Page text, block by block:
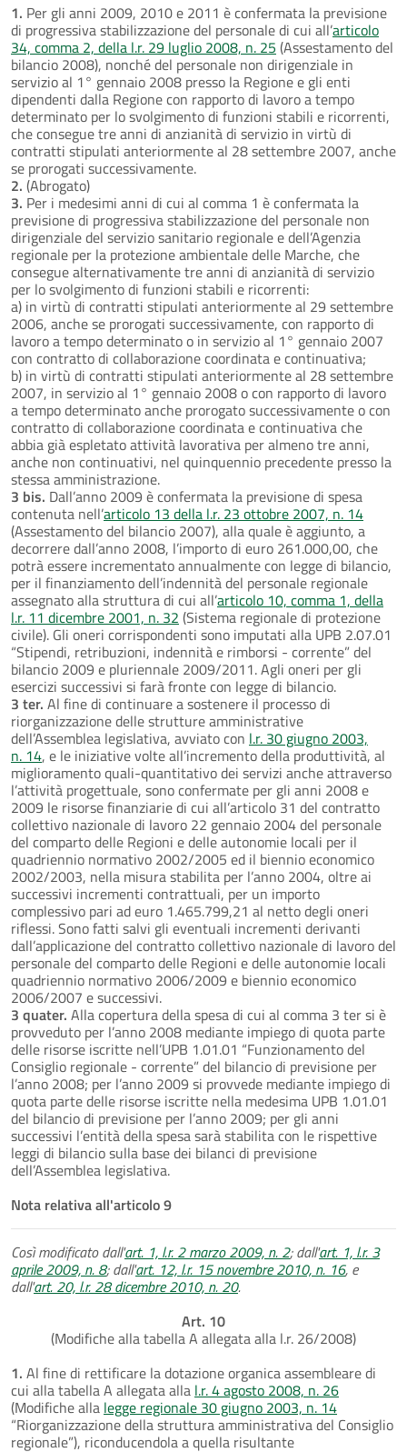
1. Per gli anni 2009, 2010 e 2011 è confermata la previsione
di progressiva stabilizzazione del personale di cui all’articolo
34, comma 2, della l.r. 29 luglio 2008, n. 25 (Assestamento del
bilancio 2008), nonché del personale non dirigenziale in
servizio al 1° gennaio 2008 presso la Regione e gli enti
dipendenti dalla Regione con rapporto di lavoro a tempo
determinato per lo svolgimento di funzioni stabili e ricorrenti,
che consegue tre anni di anzianità di servizio in virtù di
contratti stipulati anteriormente al 28 settembre 2007, anche
se prorogati successivamente.
2. (Abrogato)
3. Per i medesimi anni di cui al comma 1 è confermata la
previsione di progressiva stabilizzazione del personale non
dirigenziale del servizio sanitario regionale e dell’Agenzia
regionale per la protezione ambientale delle Marche, che
consegue alternativamente tre anni di anzianità di servizio
per lo svolgimento di funzioni stabili e ricorrenti:
a) in virtù di contratti stipulati anteriormente al 29 settembre
2006, anche se prorogati successivamente, con rapporto di
lavoro a tempo determinato o in servizio al 1° gennaio 2007
con contratto di collaborazione coordinata e continuativa;
b) in virtù di contratti stipulati anteriormente al 28 settembre
2007, in servizio al 1° gennaio 2008 o con rapporto di lavoro
a tempo determinato anche prorogato successivamente o con
contratto di collaborazione coordinata e continuativa che
abbia già espletato attività lavorativa per almeno tre anni,
anche non continuativi, nel quinquennio precedente presso la
stessa amministrazione.
3 bis. Dall’anno 2009 è confermata la previsione di spesa
contenuta nell’articolo 13 della l.r. 23 ottobre 2007, n. 14
(Assestamento del bilancio 2007), alla quale è aggiunto, a
decorrere dall’anno 2008, l’importo di euro 261.000,00, che
potrà essere incrementato annualmente con legge di bilancio,
per il finanziamento dell’indennità del personale regionale
assegnato alla struttura di cui all’articolo 10, comma 1, della
l.r. 11 dicembre 2001, n. 32 (Sistema regionale di protezione
civile). Gli oneri corrispondenti sono imputati alla UPB 2.07.01
“Stipendi, retribuzioni, indennità e rimborsi - corrente” del
bilancio 2009 e pluriennale 2009/2011. Agli oneri per gli
esercizi successivi si farà fronte con legge di bilancio.
3 ter. Al fine di continuare a sostenere il processo di
riorganizzazione delle strutture amministrative
dell’Assemblea legislativa, avviato con l.r. 30 giugno 2003,
n. 14, e le iniziative volte all’incremento della produttività, al
miglioramento quali-quantitativo dei servizi anche attraverso
l’attività progettuale, sono confermate per gli anni 2008 e
2009 le risorse finanziarie di cui all’articolo 31 del contratto
collettivo nazionale di lavoro 22 gennaio 2004 del personale
del comparto delle Regioni e delle autonomie locali per il
quadriennio normativo 2002/2005 ed il biennio economico
2002/2003, nella misura stabilita per l’anno 2004, oltre ai
successivi incrementi contrattuali, per un importo
complessivo pari ad euro 1.465.799,21 al netto degli oneri
riflessi. Sono fatti salvi gli eventuali incrementi derivanti
dall’applicazione del contratto collettivo nazionale di lavoro del
personale del comparto delle Regioni e delle autonomie locali
quadriennio normativo 2006/2009 e biennio economico
2006/2007 e successivi.
3 quater. Alla copertura della spesa di cui al comma 3 ter si è
provveduto per l’anno 2008 mediante impiego di quota parte
delle risorse iscritte nell’UPB 1.01.01 “Funzionamento del
Consiglio regionale - corrente” del bilancio di previsione per
l’anno 2008; per l’anno 2009 si provvede mediante impiego di
quota parte delle risorse iscritte nella medesima UPB 1.01.01
del bilancio di previsione per l’anno 2009; per gli anni
successivi l’entità della spesa sarà stabilita con le rispettive
leggi di bilancio sulla base dei bilanci di previsione
dell’Assemblea legislativa.
Nota relativa all'articolo 9
Così modificato dall'art. 1, l.r. 2 marzo 2009, n. 2; dall'art. 1, l.r. 3
aprile 2009, n. 8; dall'art. 12, l.r. 15 novembre 2010, n. 16, e
dall'art. 20, l.r. 28 dicembre 2010, n. 20.
Art. 10
(Modifiche alla tabella A allegata alla l.r. 26/2008)
1. Al fine di rettificare la dotazione organica assembleare di
cui alla tabella A allegata alla l.r. 4 agosto 2008, n. 26
(Modifiche alla legge regionale 30 giugno 2003, n. 14
“Riorganizzazione della struttura amministrativa del Consiglio
regionale”), riconducendola a quella risultante